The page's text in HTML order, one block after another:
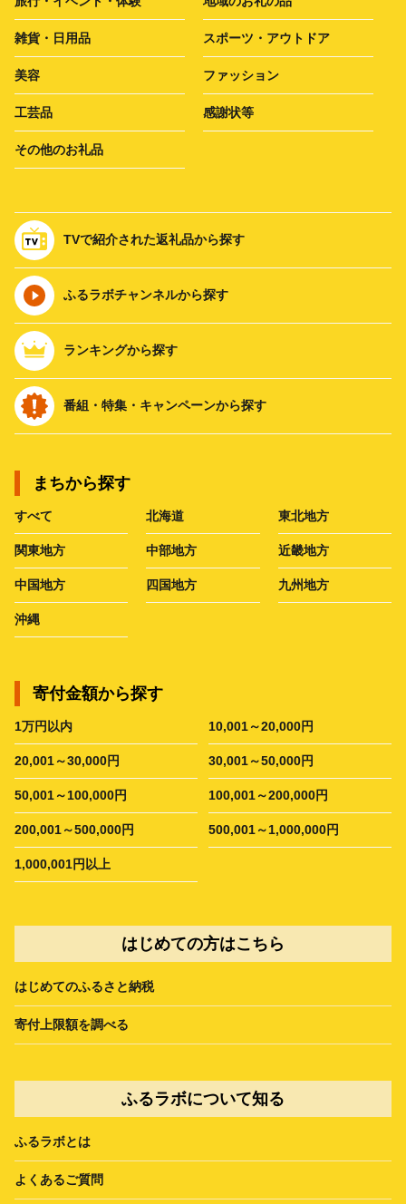
雑貨・日用品 スポーツ・アウトドア
美容 ファッション
工芸品 感謝状等
その他のお礼品
TVで紹介された返礼品から探す
ふるラボチャンネルから探す
ランキングから探す
番組・特集・キャンペーンから探す
まちから探す
すべて 北海道 東北地方
関東地方 中部地方 近畿地方
中国地方 四国地方 九州地方
沖縄
寄付金額から探す
1万円以内 10,001～20,000円
20,001～30,000円 30,001～50,000円
50,001～100,000円 100,001～200,000円
200,001～500,000円 500,001～1,000,000円
1,000,001円以上
はじめての方はこちら
はじめてのふるさと納税
寄付上限額を調べる
ふるラボについて知る
ふるラボとは
よくあるご質問